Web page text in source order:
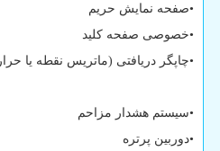
•صفحه نمایش حریم
•خصوصی صفحه کلید
•چاپگر دریافتی (ماتریس نقطه یا
•سیستم هشدار مزاحم
•دوربین پرتره